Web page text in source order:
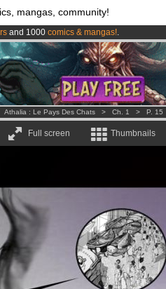
mangas, community!
and 1000 comics & mangas!.
LIVE!.
3.95 euros per month !Get membership
Athalia : Le Pays Des Chats > Ch. 1 > P. 15
Full screen Thumbnails